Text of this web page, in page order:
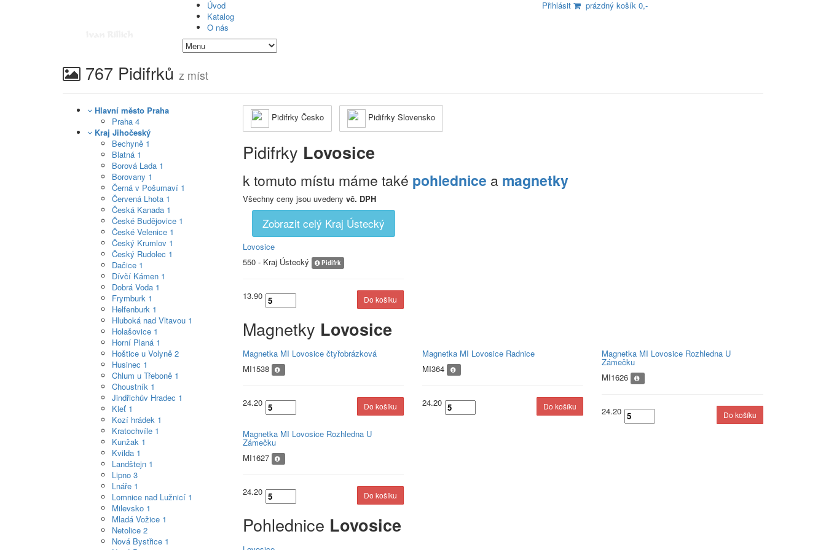
Úvod
Katalog
O nás
Přihlásit prázdný košík 0,-
767 Pidifrků z míst
Pidifrky Česko Pidifrky Slovensko
Pidifrky Lovosice
k tomuto místu máme také pohlednice a magnetky
Všechny ceny jsou uvedeny vč. DPH
Zobrazit celý Kraj Ústecký
Lovosice
550 - Kraj Ústecký
Pidifrk
13.90
Magnetky Lovosice
Magnetka MI Lovosice čtyřobrázková
MI1538
24.20
Magnetka MI Lovosice Radnice
MI364
24.20
Magnetka MI Lovosice Rozhledna U
Zámečku
MI1626
24.20
Magnetka MI Lovosice Rozhledna U
Zámečku
MI1627
24.20
Pohlednice Lovosice
Hlavní město Praha
Praha 4
Kraj Jihočeský
Bechyně 1
Blatná 1
Borová Lada 1
Borovany 1
Černá v Pošumaví 1
Červená Lhota 1
Česká Kanada 1
České Budějovice 1
České Velenice 1
Český Krumlov 1
Český Rudolec 1
Dačice 1
Dívčí Kámen 1
Dobrá Voda 1
Frymburk 1
Helfenburk 1
Hluboká nad Vltavou 1
Holašovice 1
Horní Planá 1
Hoštice u Volyně 2
Husinec 1
Chlum u Třeboně 1
Choustník 1
Jindřichův Hradec 1
Kleť 1
Kozí hrádek 1
Kratochvíle 1
Kunžak 1
Kvilda 1
Landštejn 1
Lipno 3
Lnáře 1
Lomnice nad Lužnicí 1
Milevsko 1
Mladá Vožice 1
Netolice 2
Nová Bystřice 1